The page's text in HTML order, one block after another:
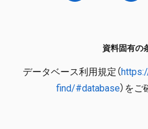
資料固有の
データベース利用規定（
find/#database）をご